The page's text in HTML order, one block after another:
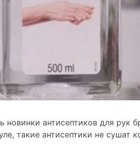
антисептиков для рук
такие антисептики не сушат